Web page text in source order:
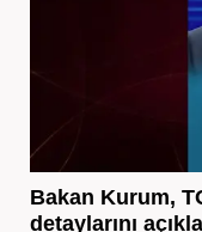
Bakan Kurum,
detaylarını